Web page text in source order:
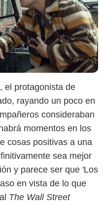
el protagonista de
rayando un poco en
consideraban
momentos en los
cosas positivas a una
sea mejor
y parece ser que 'Los
en vista de lo que
The Wall Street